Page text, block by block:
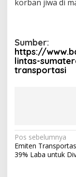
korban jiwa di
Sumber:
https://
lintas-
transportasi
N
a
Pos sebelumnya
Emiten
39% Laba untuk